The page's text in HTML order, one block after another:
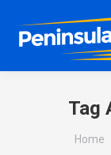
Tag
You
Home